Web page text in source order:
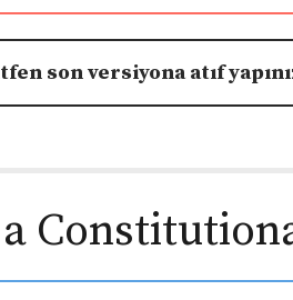
son versiyona atıf